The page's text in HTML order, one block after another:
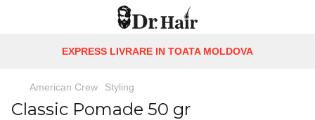
EXPRESS LIVRARE IN TOATA MOLDOVA
American Crew Styling
Classic Pomade 50 gr